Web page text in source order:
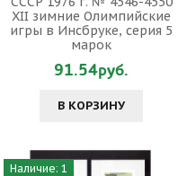
XII зимние Олимпийские
игры в Инсбруке, серия 5
марок
91.54руб.
В КОРЗИНУ
Наличие: 1